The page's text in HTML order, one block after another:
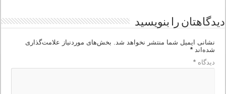
دیدگاهتان را بنویسید
نشانی ایمیل شما منتشر نخواهد شد. بخش‌های موردنیاز علامت‌گذاری
شده‌اند*
دیدگاه*